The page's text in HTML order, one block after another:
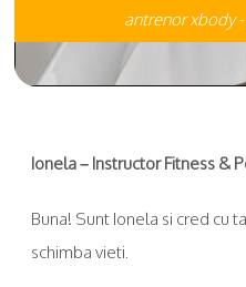
antrenor xbody
Ionela – Instructor Fitness &
Buna! Sunt Ionela si cred cu
schimba vieti.